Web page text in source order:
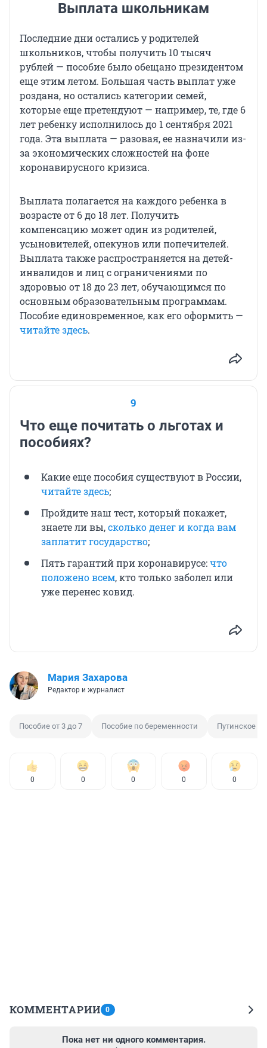
Выплата школьникам
Последние дни остались у родителей
школьников, чтобы получить 10 тысяч
рублей — пособие было обещано президентом
еще этим летом. Большая часть выплат уже
роздана, но остались категории семей,
которые еще претендуют — например, те, где 6
лет ребенку исполнилось до 1 сентября 2021
года. Эта выплата — разовая, ее назначили из-
за экономических сложностей на фоне
коронавирусного кризиса.
Выплата полагается на каждого ребенка в
возрасте от 6 до 18 лет. Получить
компенсацию может один из родителей,
усыновителей, опекунов или попечителей.
Выплата также распространяется на детей-
инвалидов и лиц с ограничениями по
здоровью от 18 до 23 лет, обучающимся по
основным образовательным программам.
Пособие единовременное, как его оформить —
читайте здесь.
9
Что еще почитать о льготах и
пособиях?
Какие еще пособия существуют в России,
читайте здесь;
Пройдите наш тест, который покажет,
знаете ли вы,сколько денег и когда вам
заплатит государство;
Пять гарантий при коронавирусе:что
положено всем, кто только заболел или
уже перенес ковид.
Мария Захарова
Редактор и журналист
Пособие от 3 до 7 Пособие по беременности Путинское
0 0 0 0 0
КОММЕНТАРИИ 0
Пока нет ни одного комментария.